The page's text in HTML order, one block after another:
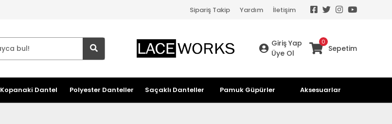
Sipariş Takip Yardım İletişim
Giriş Yap
Üye Ol
0
Sepetim
Kopanaki Dantel Polyester Danteller Saçaklı Danteller Pamuk Güpürler Aksesuarlar